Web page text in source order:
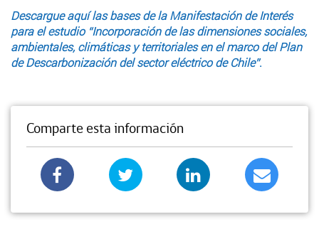
Descargue aquí las bases de la Manifestación de Interés
para el estudio “Incorporación de las dimensiones sociales,
ambientales, climáticas y territoriales en el marco del Plan
de Descarbonización del sector eléctrico de Chile”.
Comparte esta información